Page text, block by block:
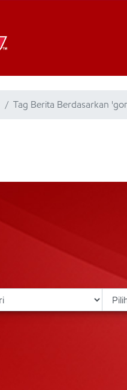
Tag Berita Berdasarkan